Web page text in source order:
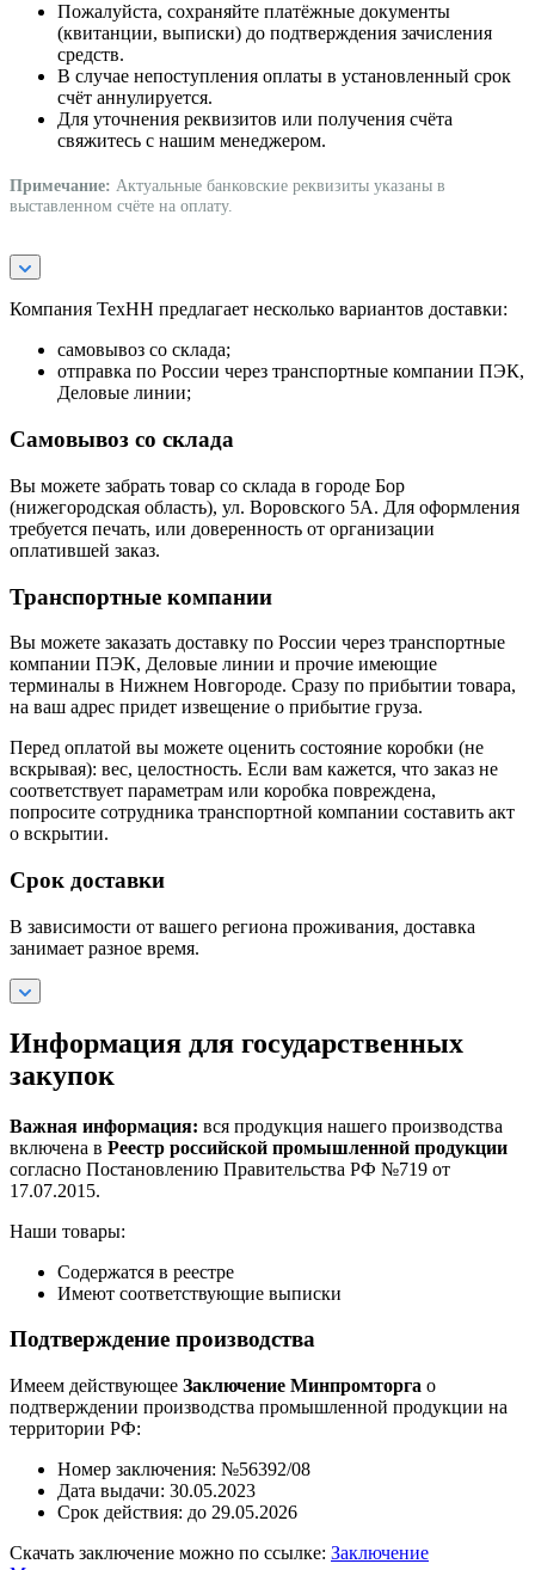
Пожалуйста, сохраняйте платёжные документы
(квитанции, выписки) до подтверждения зачисления
средств.
В случае непоступления оплаты в установленный срок
счёт аннулируется.
Для уточнения реквизитов или получения счёта
свяжитесь с нашим менеджером.
Примечание: Актуальные банковские реквизиты указаны в
выставленном счёте на оплату.
Компания ТехНН предлагает несколько вариантов доставки:
самовывоз со склада;
отправка по России через транспортные компании ПЭК,
Деловые линии;
Самовывоз со склада
Вы можете забрать товар со склада в городе Бор
(нижегородская область), ул. Воровского 5А. Для оформления
требуется печать, или доверенность от организации
оплатившей заказ.
Транспортные компании
Вы можете заказать доставку по России через транспортные
компании ПЭК, Деловые линии и прочие имеющие
терминалы в Нижнем Новгороде. Сразу по прибытии товара,
на ваш адрес придет извещение о прибытие груза.
Перед оплатой вы можете оценить состояние коробки (не
вскрывая): вес, целостность. Если вам кажется, что заказ не
соответствует параметрам или коробка повреждена,
попросите сотрудника транспортной компании составить акт
о вскрытии.
Срок доставки
В зависимости от вашего региона проживания, доставка
занимает разное время.
Информация для государственных
закупок
Важная информация: вся продукция нашего производства
включена в Реестр российской промышленной продукции
согласно Постановлению Правительства РФ №719 от
17.07.2015.
Наши товары:
Содержатся в реестре
Имеют соответствующие выписки
Подтверждение производства
Имеем действующее Заключение Минпромторга о
подтверждении производства промышленной продукции на
территории РФ:
Номер заключения: №56392/08
Дата выдачи: 30.05.2023
Срок действия: до 29.05.2026
Скачать заключение можно по ссылке: Заключение